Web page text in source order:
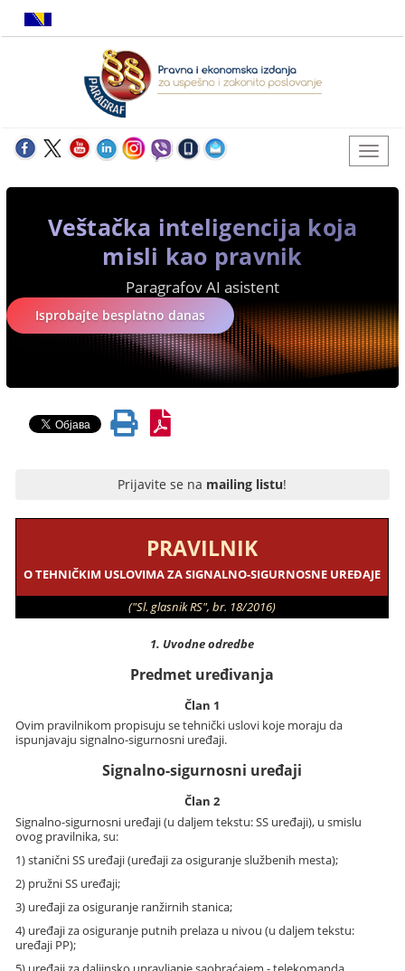
Veštačka inteligencija koja
misli kao pravnik
Paragrafov AI asistent
Isprobajte besplatno danas
Prijavite se na mailing listu!
PRAVILNIK
O TEHNIČKIM USLOVIMA ZA SIGNALNO-SIGURNOSNE UREĐAJE
("Sl. glasnik RS", br. 18/2016)
1. Uvodne odredbe
Predmet uređivanja
Član 1
Ovim pravilnikom propisuju se tehnički uslovi koje moraju da
ispunjavaju signalno-sigurnosni uređaji.
Signalno-sigurnosni uređaji
Član 2
Signalno-sigurnosni uređaji (u daljem tekstu: SS uređaji), u smislu
ovog pravilnika, su:
1) stanični SS uređaji (uređaji za osiguranje službenih mesta);
2) pružni SS uređaji;
3) uređaji za osiguranje ranžirnih stanica;
4) uređaji za osiguranje putnih prelaza u nivou (u daljem tekstu:
uređaji PP);